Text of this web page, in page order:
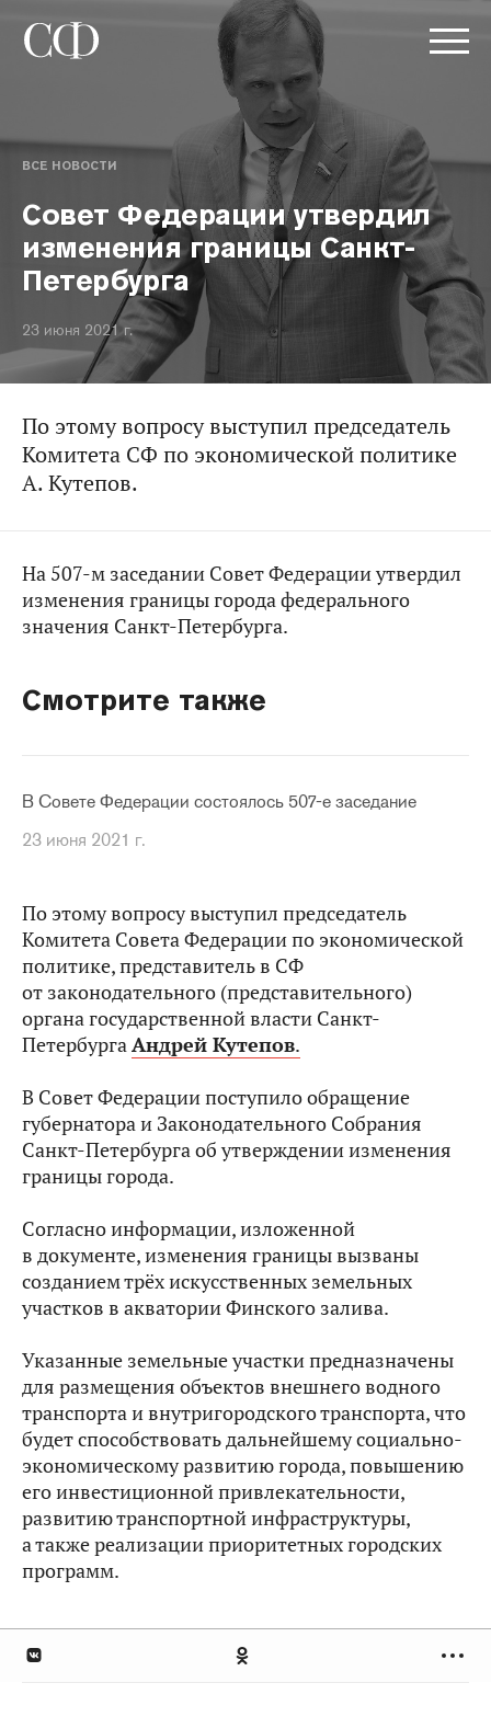
ВСЕ НОВОСТИ
Совет Федерации утвердил
изменения границы Санкт-
Петербурга
23 июня 2021 г.
По этому вопросу выступил председатель
Комитета СФ по экономической политике
А. Кутепов.
На 507-м заседании Совет Федерации утвердил
изменения границы города федерального
значения Санкт-Петербурга.
Смотрите также
В Совете Федерации состоялось 507-е заседание
23 июня 2021 г.
По этому вопросу выступил председатель
Комитета Совета Федерации по экономической
политике, представитель в СФ
от законодательного (представительного)
органа государственной власти Санкт-
ПетербургаАндрей Кутепов.
В Совет Федерации поступило обращение
губернатора и Законодательного Собрания
Санкт-Петербурга об утверждении изменения
границы города.
Согласно информации, изложенной
в документе, изменения границы вызваны
созданием трёх искусственных земельных
участков в акватории Финского залива.
Указанные земельные участки предназначены
для размещения объектов внешнего водного
транспорта и внутригородского транспорта, что
будет способствовать дальнейшему социально-
экономическому развитию города, повышению
его инвестиционной привлекательности,
развитию транспортной инфраструктуры,
а также реализации приоритетных городских
программ.